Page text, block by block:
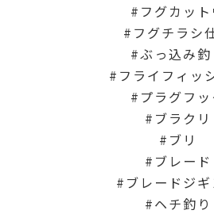
フグカット
フグチラシ
ぶっ込み釣
フライフィッ
プラグフッ
ブラクリ
ブリ
ブレード
ブレードジ
ヘチ釣り